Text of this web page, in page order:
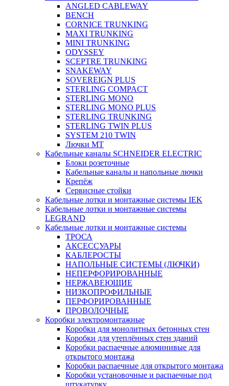
ANGLED CABLEWAY
BENCH
CORNICE TRUNKING
MAXI TRUNKING
MINI TRUNKING
ODYSSEY
SCEPTRE TRUNKING
SNAKEWAY
SOVEREIGN PLUS
STERLING COMPACT
STERLING MONO
STERLING MONO PLUS
STERLING TRUNKING
STERLING TWIN PLUS
SYSTEM 210 TWIN
Лючки MT
Кабельные каналы SCHNEIDER ELECTRIC
Блоки розеточные
Кабельные каналы и напольные лючки
Крепёж
Сервисные стойки
Кабельные лотки и монтажные системы IEK
Кабельные лотки и монтажные системы
LEGRAND
Кабельные лотки и монтажные системы
ТРОСА
АКСЕССУАРЫ
КАБЛЕРОСТЫ
НАПОЛЬНЫЕ СИСТЕМЫ (ЛЮЧКИ)
НЕПЕРФОРИРОВАННЫЕ
НЕРЖАВЕЮЩИЕ
НИЗКОПРОФИЛЬНЫЕ
ПЕРФОРИРОВАННЫЕ
ПРОВОЛОЧНЫЕ
Коробки электромонтажные
Коробки для монолитных бетонных стен
Коробки для утеплённых стен зданий
Коробки распаечные алюминивые для
открытого монтажа
Коробки распаечные для открытого монтажа
Коробки установочные и распаечные под
штукатурку